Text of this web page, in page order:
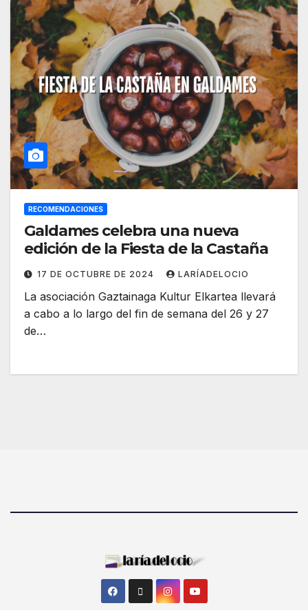
RECOMENDACIONES
Galdames celebra una nueva
edición de la Fiesta de la Castaña
17 DE OCTUBRE DE 2024 LARÍADELOCIO
La asociación Gaztainaga Kultur Elkartea llevará
a cabo a lo largo del fin de semana del 26 y 27
de…